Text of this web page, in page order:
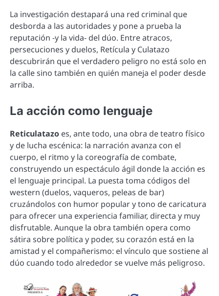
La investigación destapará una red criminal que
desborda a las autoridades y pone a prueba la
reputación -y la vida- del dúo. Entre atracos,
persecuciones y duelos, Retícula y Culatazo
descubrirán que el verdadero peligro no está solo en
la calle sino también en quién maneja el poder desde
arriba.
La acción como lenguaje
Reticulatazo es, ante todo, una obra de teatro físico
y de lucha escénica: la narración avanza con el
cuerpo, el ritmo y la coreografía de combate,
construyendo un espectáculo ágil donde la acción es
el lenguaje principal. La puesta toma códigos del
western (duelos, vaqueros, peleas de bar)
cruzándolos con humor popular y tono de caricatura
para ofrecer una experiencia familiar, directa y muy
disfrutable. Aunque la obra también opera como
sátira sobre política y poder, su corazón está en la
amistad y el compañerismo: el vínculo que sostiene al
dúo cuando todo alrededor se vuelve más peligroso.